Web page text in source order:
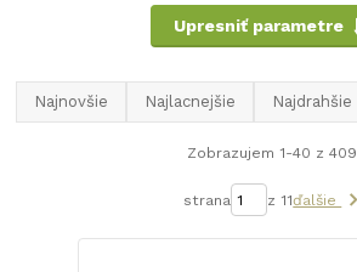
Upresniť parametre
Najnovšie Najlacnejšie Najdrahšie
Zobrazujem 1-40 z 409
strana z 11ďalšie